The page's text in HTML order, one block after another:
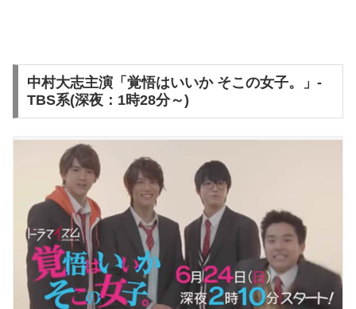
中村大志主演「覚悟はいいか そこの女子。」-
TBS系(深夜：1時28分～)